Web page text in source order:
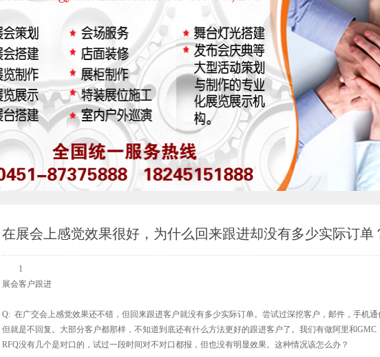
在展会上感觉效果很好，为什么回来跟进却没有多少实际订单
1
展会客户跟进
Q: 在广交会上感觉效果还不错，但回来跟进客户就没有多少实际订单。尝试过深挖客户，邮件，手机通
但就是不回复。大部分客户都那样，不知道到底还有什么方法更好的跟进客户了。我们有做阿里和GMC
RFQ没有几个是对口的，试过一段时间对不对口都报，但也没有明显效果。这种情况该怎么办？